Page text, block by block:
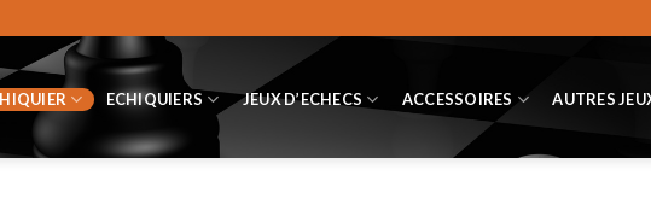
ECHIQUIERS JEUX D’ECHECS ACCESSOIRES AUTRES